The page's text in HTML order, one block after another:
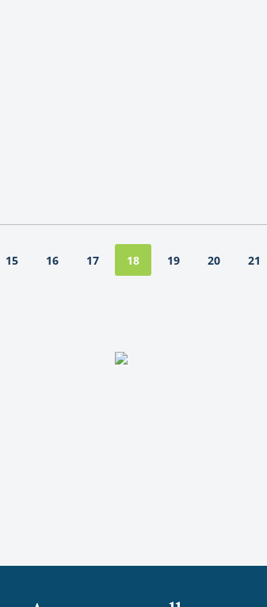
15 16 17 18 19 20 21